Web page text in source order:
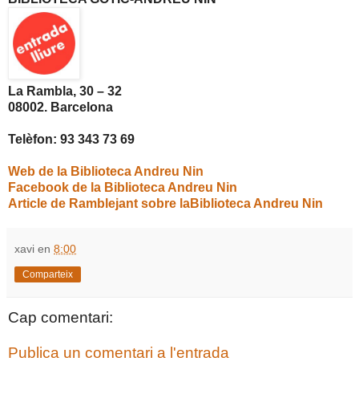
La Rambla, 30 – 32
08002. Barcelona
Telèfon: 93 343 73 69
Web de la Biblioteca Andreu Nin
Facebook de la Biblioteca Andreu Nin
Article de Ramblejant sobre laBiblioteca Andreu Nin
xavi en 8:00
Comparteix
Cap comentari:
Publica un comentari a l'entrada